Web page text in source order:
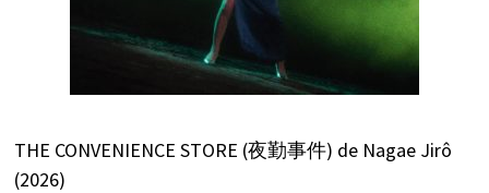
THE CONVENIENCE STORE (夜勤事件) de Nagae Jirô
(2026)